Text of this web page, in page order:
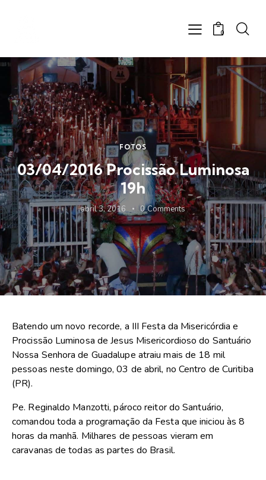
0
FOTOS
03/04/2016 Procissão Luminosa
19h
abril 3, 2016 0 Comments
Batendo um novo recorde, a III Festa da Misericórdia e
Procissão Luminosa de Jesus Misericordioso do Santuário
Nossa Senhora de Guadalupe atraiu mais de 18 mil
pessoas neste domingo, 03 de abril, no Centro de Curitiba
(PR).
Pe. Reginaldo Manzotti, pároco reitor do Santuário,
comandou toda a programação da Festa que iniciou às 8
horas da manhã. Milhares de pessoas vieram em
caravanas de todas as partes do Brasil.